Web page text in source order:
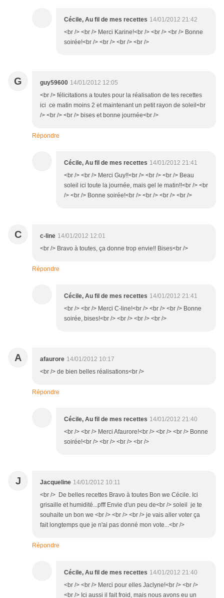
Cécile, Au fil de mes recettes 14/01/2012 21:42
<br /> <br /> Merci Karine!<br /> <br /> <br /> Bonne
soirée!<br /> <br /> <br /> <br />
G guy59600 14/01/2012 12:05
<br /> félicitations a toutes pour la réalisation de tes recettes
ici ce matin moins 2 et maintenant un petit rayon de soleil<br
/> <br /> <br /> bises et bonne journée<br />
Répondre
Cécile, Au fil de mes recettes 14/01/2012 21:41
<br /> <br /> Merci Guy!!<br /> <br /> <br /> Beau
soleil ici toute la journée, mais gel le matin!!<br /> <br
/> <br /> Bonne soirée!<br /> <br /> <br /> <br />
C c-line 14/01/2012 12:01
<br /> Bravo à toutes, ça donne trop envie!! Bises<br />
Répondre
Cécile, Au fil de mes recettes 14/01/2012 21:41
<br /> <br /> Merci C-line!<br /> <br /> <br /> Bonne
soirée, bises!<br /> <br /> <br /> <br />
A afaurore 14/01/2012 10:17
<br /> de bien belles réalisations<br />
Répondre
Cécile, Au fil de mes recettes 14/01/2012 21:40
<br /> <br /> Merci Afaurore!<br /> <br /> <br /> Bonne
soirée!<br /> <br /> <br /> <br />
J Jacqueline 14/01/2012 10:11
<br /> De belles recettes Bravo à toutes Bon we Cécile. Ici
grisaille et humidité...pfff Envie d'un peu de<br /> soleil je te
souhaite un bon we <br /> <br /> <br /> je vais aller voter ça
fait longtemps que je n'ai pas donné mon vote...<br />
Répondre
Cécile, Au fil de mes recettes 14/01/2012 21:40
<br /> <br /> Merci pour elles Jaclyne!<br /> <br />
<br /> Ici aussi il fait froid, mais nous avons eu un